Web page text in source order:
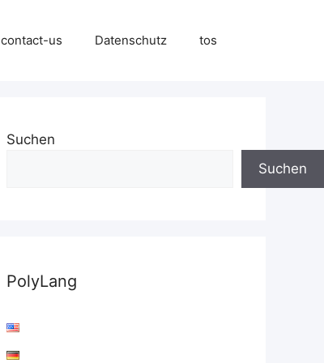
contact-us Datenschutz tos
Suchen
Suchen
PolyLang